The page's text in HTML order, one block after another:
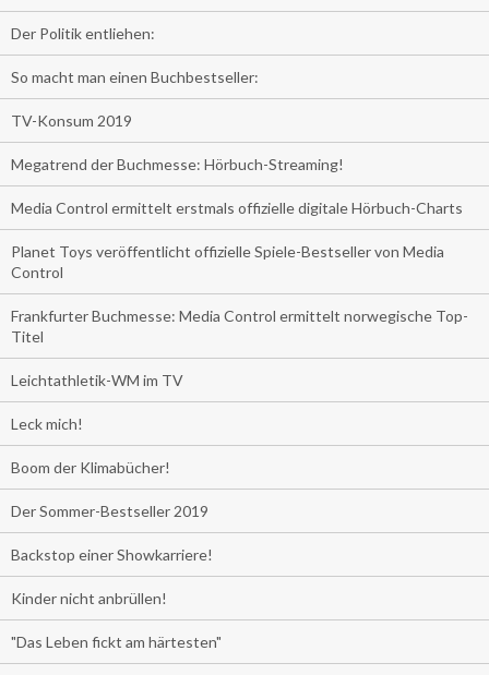
Der Politik entliehen:
So macht man einen Buchbestseller:
TV-Konsum 2019
Megatrend der Buchmesse: Hörbuch-Streaming!
Media Control ermittelt erstmals offizielle digitale Hörbuch-Charts
Planet Toys veröffentlicht offizielle Spiele-Bestseller von Media
Control
Frankfurter Buchmesse: Media Control ermittelt norwegische Top-
Titel
Leichtathletik-WM im TV
Leck mich!
Boom der Klimabücher!
Der Sommer-Bestseller 2019
Backstop einer Showkarriere!
Kinder nicht anbrüllen!
"Das Leben fickt am härtesten"